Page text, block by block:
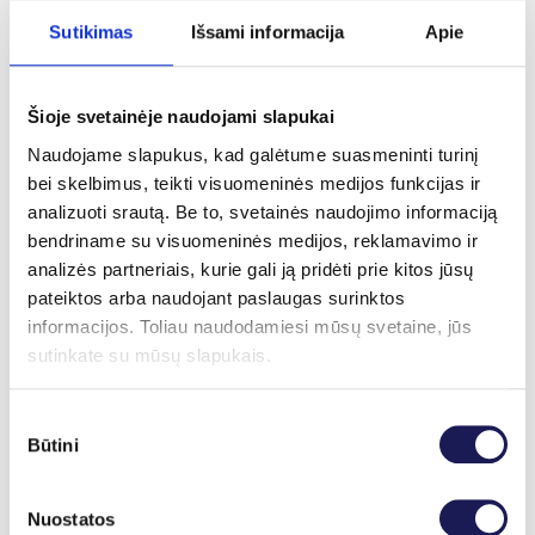
Sutikimas Išsami informacija Apie
Šioje svetainėje naudojami slapukai
Naudojame slapukus, kad galėtume suasmeninti turinį
bei skelbimus, teikti visuomeninės medijos funkcijas ir
analizuoti srautą. Be to, svetainės naudojimo informaciją
bendriname su visuomeninės medijos, reklamavimo ir
analizės partneriais, kurie gali ją pridėti prie kitos jūsų
pateiktos arba naudojant paslaugas surinktos
informacijos. Toliau naudodamiesi mūsų svetaine, jūs
sutinkate su mūsų slapukais.
pasirinkimas
Būtini
Nuostatos
Chlamydia pneumoniae IgA 28 €
Chlamydia pneumoniae IgG 17 €
Chlamydia trachomatis IgG 22 €
Chlamydia trachomatis IgM 34 €
Citomegalo viruso (CMV) DNR kiekybinis nustatymas
96 €
CMV (Citomegalo viruso) IgG 18 €
CMV (Citomegalo viruso) IgM 18 €
EBV (Epštein Baro viruso) IgG 19 €
EBV (Epštein Baro viruso) IgM 19 €
Echinococcus granulosus IgG
Erkinis encefalitas IgG
Helicobacter pylori antigeno nustatymas išmatose
18